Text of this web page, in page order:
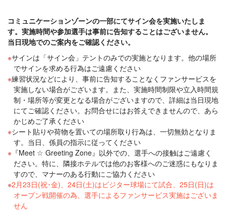
コミュニケーションゾーンの一部にてサイン会を実施いたしま
す。実施時間や参加選手は事前に告知することはございません。
当日現地でのご案内をご確認ください。
サインは「サイン会」テントのみでの実施となります。他の場所
でサインを求める行為はご遠慮ください
練習状況などにより、事前に告知することなくファンサービスを
実施しない場合がございます。また、実施時間制限や立入時間規
制・場所等が変更となる場合がございますので、詳細は当日現地
にてご確認ください。お問合せにはお答えできませんので、あら
かじめご了承ください
シート貼りや荷物を置いての場所取り行為は、一切無効となりま
す。当日、係員の指示に従ってください
『Meet ☆ Greeting Zone』以外での、選手への接触はご遠慮く
ださい。特に、隣接ホテルでは他のお客様へのご迷惑にもなりま
すので、マナーのある行動にご協力ください
2月23日(祝･金)、24日(土)はビジター球場にて試合、25日(日)は
オープン戦開催の為、選手によるファンサービス実施はございま
せん